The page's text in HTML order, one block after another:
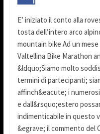
E’ iniziato il conto alla
tosta dell’intero arco
mountain bike Ad un
Valtellina Bike Marathon
&ldquo;Siamo molto
termini di partecipanti;
affinch&eacute; i
e dall&rsquo;estero
indimenticabile in questo
&egrave; il commento del